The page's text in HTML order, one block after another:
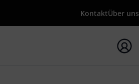
KontaktÜber uns
{searchTerm} starten